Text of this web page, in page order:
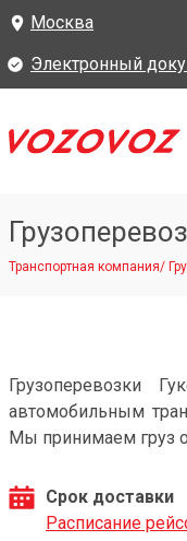
Москва
Электронный
Транспортная компания/
Грузоперевозки
автомобильным
Мы принимаем груз
Срок доставки
Расписание